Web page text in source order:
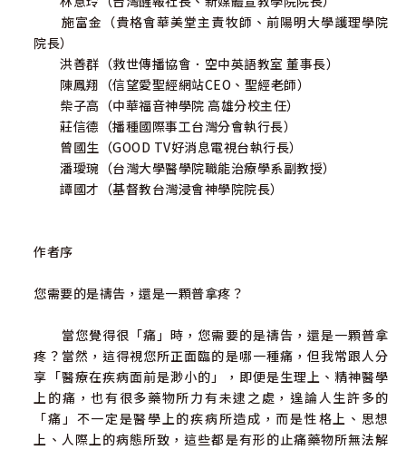
施富金（貴格會華美堂主責牧師、前陽明大學護理學院
院長）
洪善群（救世傳播協會．空中英語教室 董事長）
陳鳳翔（信望愛聖經網站CEO、聖經老師）
柴子高（中華福音神學院 高雄分校主任）
莊信德（播種國際事工台灣分會執行長）
曾國生（GOOD TV好消息電視台執行長）
潘璦琬（台灣大學醫學院職能治療學系副教授）
譚國才（基督教台灣浸會神學院院長）
作者序
您需要的是禱告，還是一顆普拿疼？
當您覺得很「痛」時，您需要的是禱告，還是一顆普拿
疼？當然，這得視您所正面臨的是哪一種痛，但我常跟人分
享「醫療在疾病面前是渺小的」，即便是生理上、精神醫學
上的痛，也有很多藥物所力有未逮之處，遑論人生許多的
「痛」不一定是醫學上的疾病所造成，而是性格上、思想
上、人際上的病態所致，這些都是有形的止痛藥物所無法解